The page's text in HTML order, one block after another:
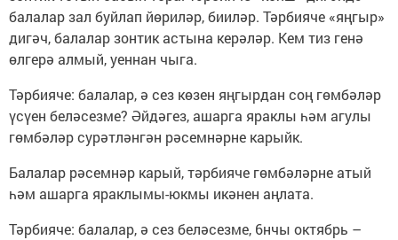
балалар зал буйлап йөриләр, бииләр. Тәрбияче «яңгыр»
дигәч, балалар зонтик астына керәләр. Кем тиз генә
өлгерә алмый, уеннан чыга.
Тәрбияче: балалар, ә сез көзен яңгырдан соң гөмбәләр
үсүен беләсезме? Әйдәгез, ашарга яраклы һәм агулы
гөмбәләр сурәтләнгән рәсемнәрне карыйк.
Балалар рәсемнәр карый, тәрбияче гөмбәләрне атый
һәм ашарга яраклымы-юкмы икәнен аңлата.
Тәрбияче: балалар, ә сез беләсезме, 6нчы октябрь –